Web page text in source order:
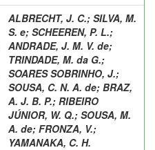
ALBRECHT, J. C.; SILVA, M.
S. e; SCHEEREN, P. L.;
ANDRADE, J. M. V. de;
TRINDADE, M. da G.;
SOARES SOBRINHO, J.;
SOUSA, C. N. A. de; BRAZ,
A. J. B. P.; RIBEIRO
JÚNIOR, W. Q.; SOUSA, M.
A. de; FRONZA, V.;
YAMANAKA, C. H.